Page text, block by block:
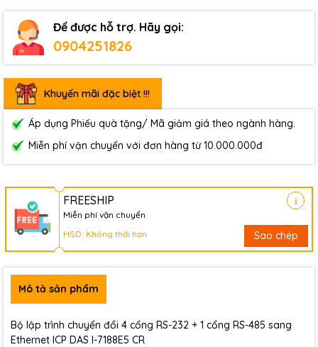
Để được hỗ trợ. Hãy gọi:
0904251826
Khuyến mãi đặc biệt !!!
Áp dụng Phiếu quà tặng/ Mã giảm giá theo ngành hàng.
Miễn phí vận chuyển với đơn hàng từ 10.000.000đ
FREESHIP
Miễn phí vận chuyển
HSD: Không thời hạn
Sao chép
Mô tả sản phẩm
Bộ lập trình chuyển đổi 4 cổng RS-232 + 1 cổng RS-485 sang
Ethernet ICP DAS I-7188E5 CR